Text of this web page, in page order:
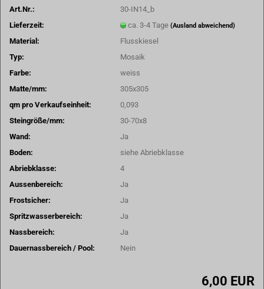
Art.Nr.:
30-IN14_b
Lieferzeit:
ca. 3-4 Tage(Ausland abweichend)
Material:
Flusskiesel
Typ:
Mosaik
Farbe:
weiss
Matte/mm:
305x305
qm pro Verkaufseinheit:
0,093
Steingröße/mm:
30-70x8
Wand:
Ja
Boden:
siehe Abriebklasse
Abriebklasse:
4
Aussenbereich:
Ja
Frostsicher:
Ja
Spritzwasserbereich:
Ja
Nassbereich:
Ja
Dauernassbereich / Pool:
Nein
6,00 EUR